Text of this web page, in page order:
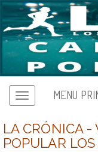
MENU
LA CRÓNICA -
POPULAR